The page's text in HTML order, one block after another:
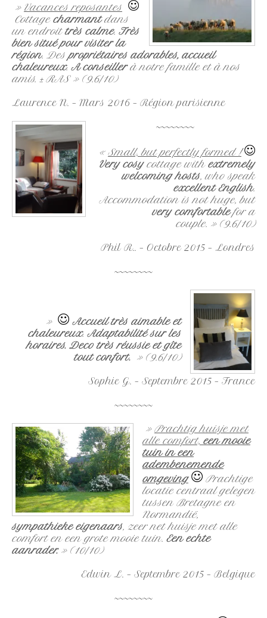
» Vacances reposantes
Cottage charmantdans
un endroittrès calme. Très
bien situé pour visiter la
région. Despropriétaires adorables, accueil
chaleureux. A conseillerà notre famille et à nos
amis. ± RAS » (9.6/10)
Laurence N. – Mars 2016 – Région parisienne
~~~~~~~~
«Small, but perfectly formed !
Very cosycottage with extremely
welcoming hosts, who speak
excellent English.
Accommodation is not huge, but
very comfortablefor a
couple. »(9.6/10)
Phil R.. – Octobre 2015 – Londres
~~~~~~~~
»
Accueil très aimable et
chaleureux. Adaptabilité sur les
horaires. Deco très réussie et gîte
tout confort. » (9.6/10)
Sophie G. – Septembre 2015 – France
~~~~~~~~
» Prachtig huisje met
alle comfort, een mooie
tuin in een
adembenemende
omgeving
Prachtige
locatie centraal gelegen
tussen Bretagne en
Normandië,
sympathieke eigenaars, zeer net huisje met alle
comfort en een grote mooie tuin. Een echte
aanrader.» (10/10)
Edwin L. – Septembre 2015 – Belgique
~~~~~~~~